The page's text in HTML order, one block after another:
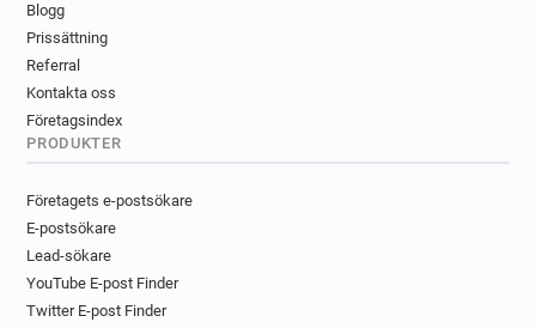
Blogg
Prissättning
Referral
Kontakta oss
Företagsindex
PRODUKTER
Företagets e-postsökare
E-postsökare
Lead-sökare
YouTube E-post Finder
Twitter E-post Finder